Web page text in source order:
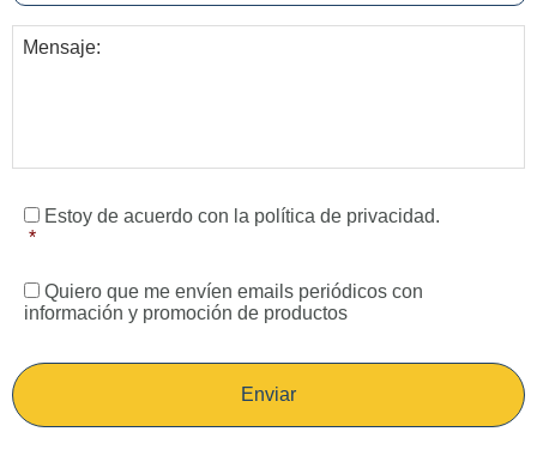
Estoy de acuerdo con la política de privacidad.
*
Quiero que me envíen emails periódicos con
información y promoción de productos